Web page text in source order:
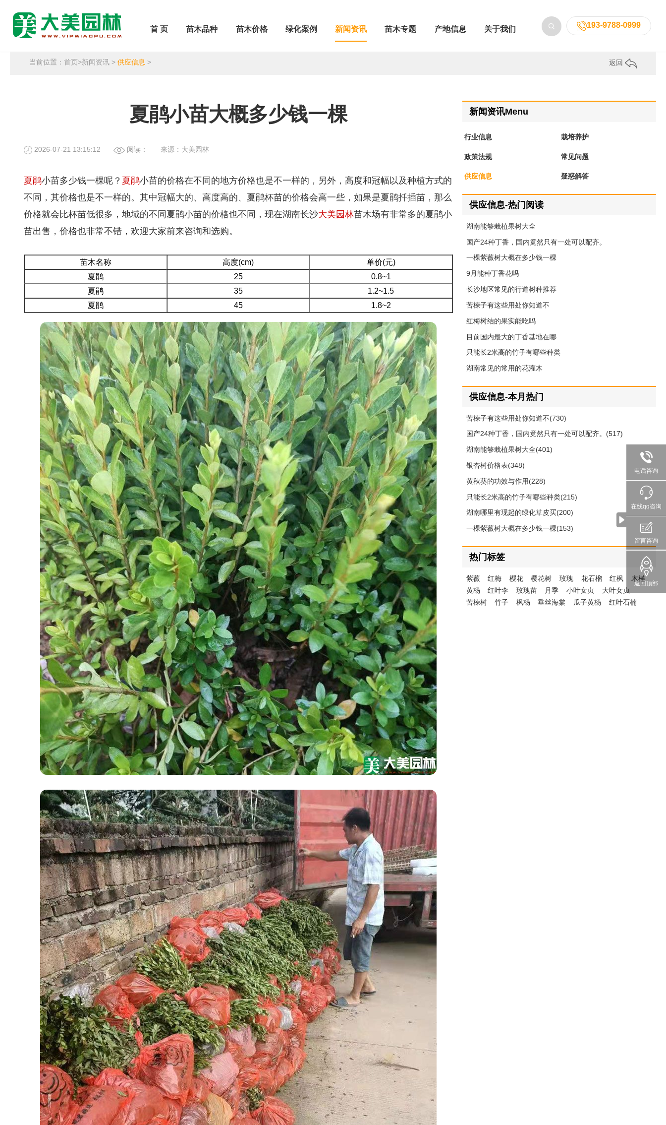
193-9788-0999
首 页 苗木品种 苗木价格 绿化案例 新闻资讯 苗木专题 产地信息 关于我们
电话咨询
在线qq咨询
留言咨询
返回顶部
当前位置：首页>新闻资讯 >供应信息 > 返回
夏鹃小苗大概多少钱一棵
2026-07-21 13:15:12 阅读： 来源：大美园林
夏鹃小苗多少钱一棵呢？ 夏鹃小苗的价格在不同的地方价格也是不一样的，另外，高度和冠幅以及种植方式的
不同，其价格也是不一样的。其中冠幅大的、高度高的、夏鹃杯苗的价格会高一些，如果是夏鹃扦插苗，那么
价格就会比杯苗低很多，地域的不同夏鹃小苗的价格也不同，现在湖南长沙大美园林苗木场有非常多的夏鹃小
苗出售，价格也非常不错，欢迎大家前来咨询和选购。
苗木名称 高度(cm)
单价(元)
夏鹃
25
0.8~1
夏鹃
35
1.2~1.5
夏鹃
45 1.8~2
新闻资讯Menu
行业信息 栽培养护
政策法规 常见问题
供应信息 疑惑解答
供应信息-热门阅读
湖南能够栽植果树大全
国产24种丁香，国内竟然只有一处可以配齐。
一棵紫薇树大概在多少钱一棵
9月能种丁香花吗
长沙地区常见的行道树种推荐
苦楝子有这些用处你知道不
红梅树结的果实能吃吗
目前国内最大的丁香基地在哪
只能长2米高的竹子有哪些种类
湖南常见的常用的花灌木
供应信息-本月热门
苦楝子有这些用处你知道不(730)
国产24种丁香，国内竟然只有一处可以配齐。(517)
湖南能够栽植果树大全(401)
银杏树价格表(348)
黄秋葵的功效与作用(228)
只能长2米高的竹子有哪些种类(215)
湖南哪里有现起的绿化草皮买(200)
一棵紫薇树大概在多少钱一棵(153)
热门标签
紫薇 红梅 樱花 樱花树 玫瑰 花石榴 红枫
木槿
黄杨
红叶李 玫瑰苗 月季 小叶女贞
大叶女贞
苦楝树
竹子 枫杨 垂丝海棠 瓜子黄杨 红叶石楠